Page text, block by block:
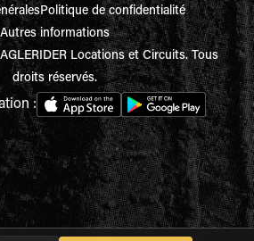
Politique de confidentialité
Autres informations
Locations et Circuits. Tous
droits réservés.
: